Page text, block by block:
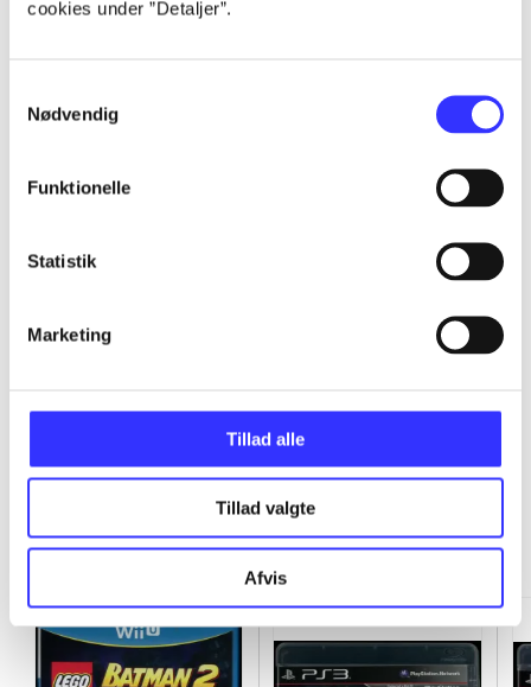
cookies under ”Detaljer”.
Nødvendig
Funktionelle
Statistik
Marketing
Tillad alle
Tillad valgte
Afvis
Minder om